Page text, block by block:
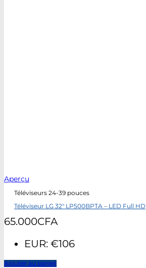
Aperçu
Téléviseurs 24-39 pouces
Téléviseur LG 32″ LP500BPTA – LED Full HD
65.000CFA
EUR: €106
Ajouter au panier